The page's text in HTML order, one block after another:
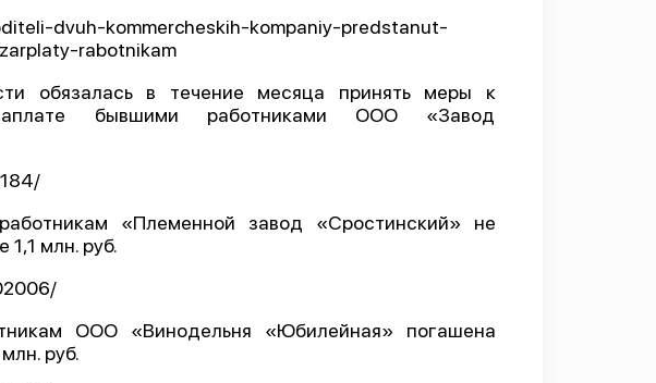
dvuh-kommercheskih-kompaniy-predstanut-
rabotnikam
обязалась в течение месяца принять меры к
бывшими работниками ООО «Завод
«Племенной завод «Сростинский» не
1,1 млн. руб.
ООО «Винодельня «Юбилейная» погашена
руб.